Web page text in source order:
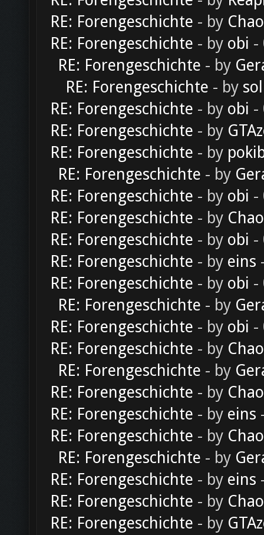
RE: Forengeschichte - by
RE: Forengeschichte - by obi -
RE: Forengeschichte - by
RE: Forengeschichte - by
RE: Forengeschichte - by obi -
RE: Forengeschichte - by
RE: Forengeschichte - by
RE: Forengeschichte - by
RE: Forengeschichte - by obi -
RE: Forengeschichte - by
RE: Forengeschichte - by obi -
RE: Forengeschichte - by eins
RE: Forengeschichte - by obi -
RE: Forengeschichte - by
RE: Forengeschichte - by obi -
RE: Forengeschichte - by
RE: Forengeschichte - by
RE: Forengeschichte - by
RE: Forengeschichte - by eins
RE: Forengeschichte - by
RE: Forengeschichte - by
RE: Forengeschichte - by eins
RE: Forengeschichte - by
RE: Forengeschichte - by